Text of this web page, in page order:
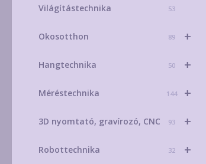
Világítástechnika 53
+
Okosotthon 89
+
Hangtechnika 50
+
Méréstechnika 144
+
3D nyomtató, gravírozó, CNC 93
+
Robottechnika 32